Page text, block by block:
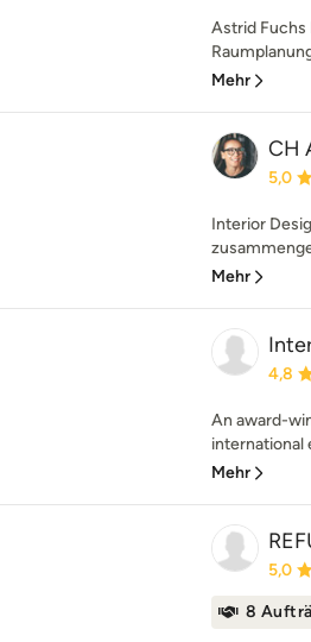
Astrid
Mehr
CH
5,0
Interior
Mehr
4,8
An award-
international
Mehr
5,0
8